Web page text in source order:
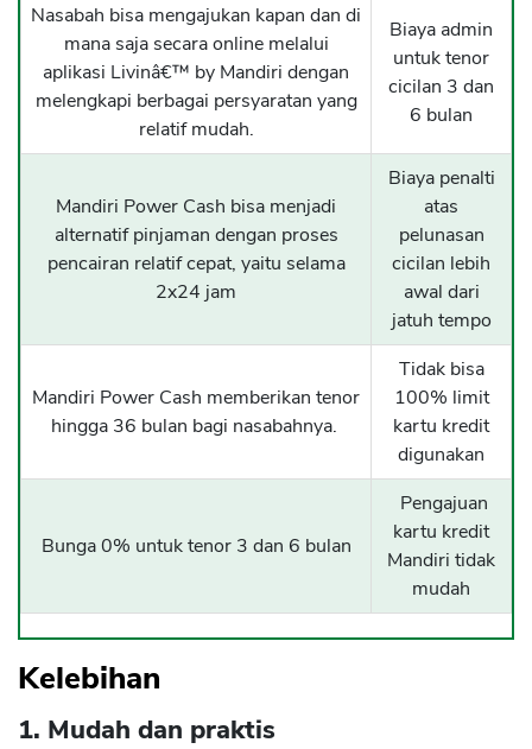
Nasabah bisa mengajukan kapan dan di
mana saja secara online melalui
aplikasi Livinâ€™ by Mandiri dengan
melengkapi berbagai persyaratan yang
relatif mudah.
Biaya admin
untuk tenor
cicilan 3 dan
6 bulan
Mandiri Power Cash bisa menjadi
alternatif pinjaman dengan proses
pencairan relatif cepat, yaitu selama
2x24 jam
Biaya penalti
atas
pelunasan
cicilan lebih
awal dari
jatuh tempo
Mandiri Power Cash memberikan tenor
hingga 36 bulan bagi nasabahnya.
Tidak bisa
100% limit
kartu kredit
digunakan
Bunga 0% untuk tenor 3 dan 6 bulan
Pengajuan
kartu kredit
Mandiri tidak
mudah
Kelebihan
1. Mudah dan praktis